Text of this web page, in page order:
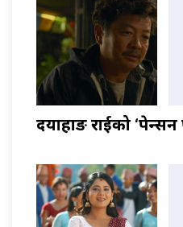
दयाहाङ राईको ‘पेन्सन